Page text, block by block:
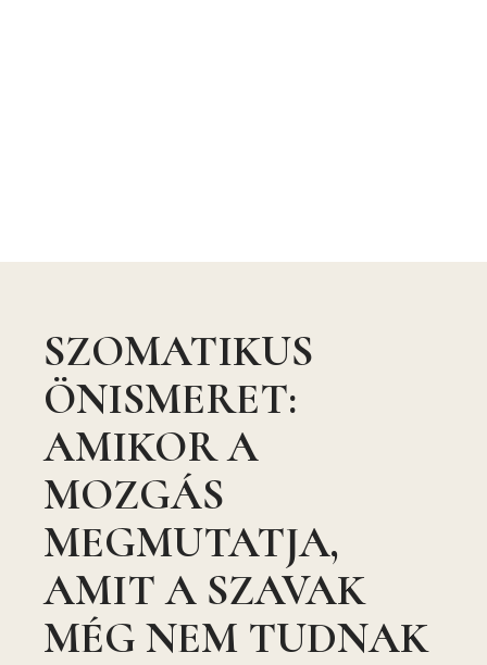
SZOMATIKUS
ÖNISMERET:
AMIKOR A
MOZGÁS
MEGMUTATJA,
AMIT A SZAVAK
MÉG NEM TUDNAK